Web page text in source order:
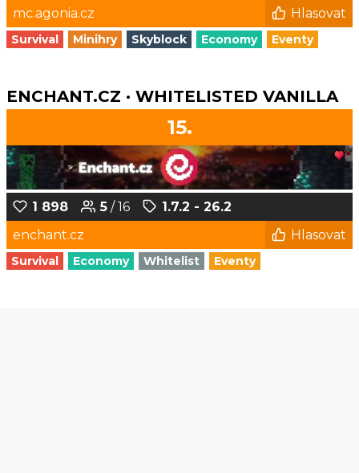
mc.agonia.cz
Hlasovat
Survival Minihry Skyblock Economy Eventy
ENCHANT.CZ · WHITELISTED VANILLA
15.
1 898 5 / 16
1.7.2 - 26.2
enchant.cz
Hlasovat
Survival Economy Whitelist Eventy